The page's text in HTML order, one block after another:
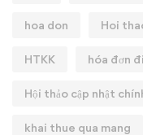
hoa don Hoi
HTKK hóa đơn
Hội thảo cập nhật
khai thue qua mang